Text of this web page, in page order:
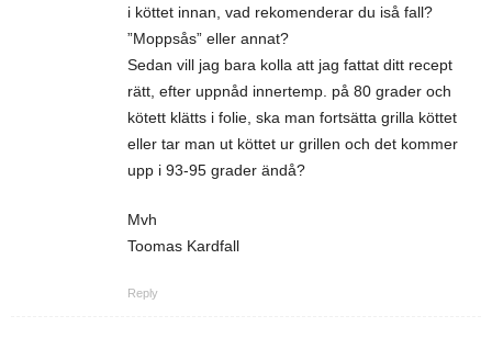
i köttet innan, vad rekomenderar du iså fall?
”Moppsås” eller annat?
Sedan vill jag bara kolla att jag fattat ditt recept
rätt, efter uppnåd innertemp. på 80 grader och
kötett klätts i folie, ska man fortsätta grilla köttet
eller tar man ut köttet ur grillen och det kommer
upp i 93-95 grader ändå?
Mvh
Toomas Kardfall
Reply